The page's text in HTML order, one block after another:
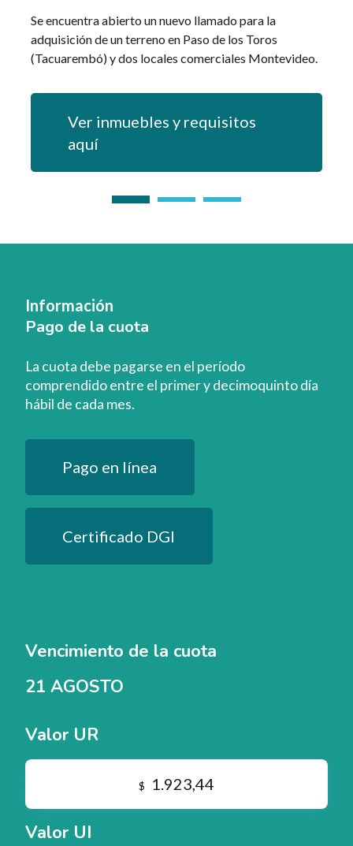
Se encuentra abierto un nuevo llamado para la
adquisición de un terreno en Paso de los Toros
(Tacuarembó) y dos locales comerciales Montevideo.
Ver inmuebles y requisitos
aquí
Información
Pago de la cuota
La cuota debe pagarse en el período
comprendido entre el primer y decimoquinto día
hábil de cada mes.
Pago en línea
Certificado DGI
Vencimiento de la cuota
21 AGOSTO
Valor UR
$ 1.923,44
Valor UI